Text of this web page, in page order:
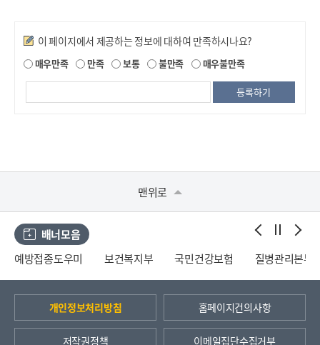
만족도조사
이 페이지에서 제공하는 정보에 대하여 만족하시나요?
매우만족 만족 보통 불만족 매우불만족
맨위로
배너모음
예방접종도우미
보건복지부 국민건강보험 질병관리본부
개인정보처리방침 홈페이지건의사항
저작권정책 이메일집단수집거부